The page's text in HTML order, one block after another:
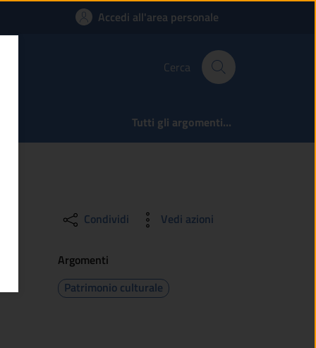
vedere i
Accedi all'area personale
Cerca
Tutti gli argomenti...
Condividi Vedi azioni
Argomenti
Patrimonio culturale